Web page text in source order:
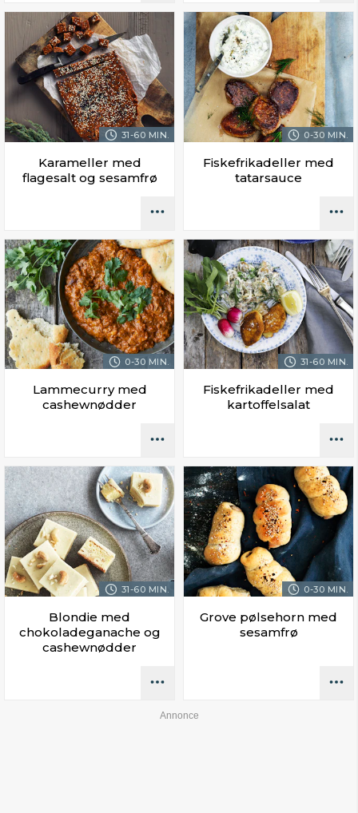
31-60 MIN.
Karameller med
flagesalt og sesamfrø
0-30 MIN.
Fiskefrikadeller med
tatarsauce
0-30 MIN.
Lammecurry med
cashewnødder
31-60 MIN.
Fiskefrikadeller med
kartoffelsalat
31-60 MIN.
Blondie med
chokoladeganache og
cashewnødder
0-30 MIN.
Grove pølsehorn med
sesamfrø